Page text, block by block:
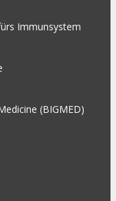
Immunsystem
(BIGMED)